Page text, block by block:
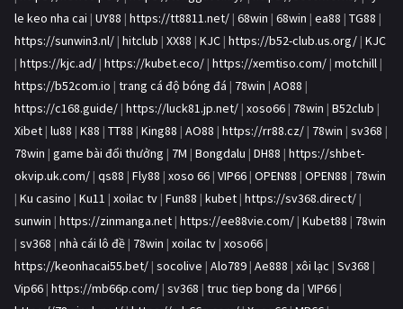
le keo nha cai | UY88 | https://tt8811.net/ | 68win | 68win | ea88 | TG88 |
https://sunwin3.nl/ | hitclub | XX88 | KJC | https://b52-club.us.org/ | KJC
| https://kjc.ad/ | https://kubet.eco/ | https://xemtiso.com/ | motchill |
https://b52com.io | trang cá độ bóng đá | 78win | AO88 |
https://c168.guide/ | https://luck81.jp.net/ | xoso66 | 78win | B52club |
Xibet | lu88 | K88 | TT88 | King88 | AO88 | https://rr88.cz/ | 78win | sv368 |
78win | game bài đổi thưởng | 7M | Bongdalu | DH88 | https://shbet-
okvip.uk.com/ | qs88 | Fly88 | xoso 66 | VIP66 | OPEN88 | OPEN88 | 78win
| Ku casino | Ku11 | xoilac tv | Fun88 | kubet | https://sv368.direct/ |
sunwin | https://zinmanga.net | https://ee88vie.com/ | Kubet88 | 78win
| sv368 | nhà cái lô đề | 78win | xoilac tv | xoso66 |
https://keonhacai55.bet/ | socolive | Alo789 | Ae888 | xôi lạc | Sv368 |
Vip66 | https://mb66p.com/ | sv368 | truc tiep bong da | VIP66 |